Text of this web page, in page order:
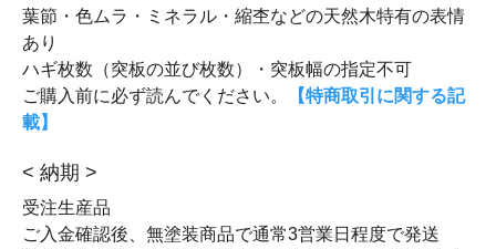
葉節・色ムラ・ミネラル・縮杢などの天然木特有の表情
あり
ハギ枚数（突板の並び枚数）・突板幅の指定不可
ご購入前に必ず読んでください。
【特商取引に関する記
載】
< 納期 >
受注生産品
ご入金確認後、無塗装商品で通常3営業日程度で発送